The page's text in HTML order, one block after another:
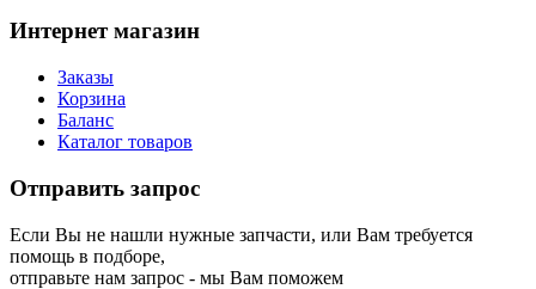
Интернет магазин
Заказы
Корзина
Баланс
Каталог товаров
Отправить запрос
Если Вы не нашли нужные запчасти, или Вам требуется
помощь в подборе,
отправьте нам запрос - мы Вам поможем